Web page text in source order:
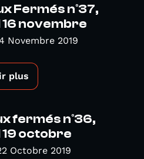
Fermés n°37,
16 novembre
Novembre 2019
plus
fermés n°36,
19 octobre
Octobre 2019